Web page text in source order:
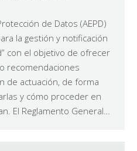
de Datos (AEPD)
la gestión y notificación
con el objetivo de ofrecer
recomendaciones
de actuación, de forma
y cómo proceder en
El Reglamento General…